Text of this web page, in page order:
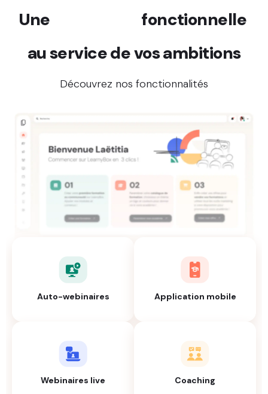
Une
fonctionnelle
au service de vos ambitions
Découvrez nos fonctionnalités
Auto-webinaires Application mobile
Webinaires live Coaching